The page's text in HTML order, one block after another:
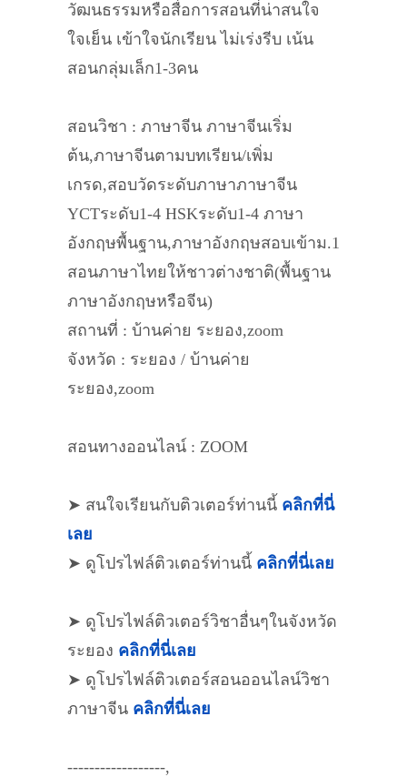
วัฒนธรรมหรือสื่อการสอนที่น่าสนใจ
ใจเย็น เข้าใจนักเรียน ไม่เร่งรีบ เน้น
สอนกลุ่มเล็ก1-3คน
สอนวิชา : ภาษาจีน ภาษาจีนเริ่ม
ต้น,ภาษาจีนตามบทเรียน/เพิ่ม
เกรด,สอบวัดระดับภาษาภาษาจีน
YCTระดับ1-4 HSKระดับ1-4 ภาษา
อังกฤษพื้นฐาน,ภาษาอังกฤษสอบเข้าม.1
สอนภาษาไทยให้ชาวต่างชาติ(พื้นฐาน
ภาษาอังกฤษหรือจีน)
สถานที่ : บ้านค่าย ระยอง,zoom
จังหวัด : ระยอง / บ้านค่าย
ระยอง,zoom
สอนทางออนไลน์ : ZOOM
➤ สนใจเรียนกับติวเตอร์ท่านนี้ คลิกที่นี่
เลย
➤ ดูโปรไฟล์ติวเตอร์ท่านนี้ คลิกที่นี่เลย
➤ ดูโปรไฟล์ติวเตอร์วิชาอื่นๆในจังหวัด
ระยอง คลิกที่นี่เลย
➤ ดูโปรไฟล์ติวเตอร์สอนออนไลน์วิชา
ภาษาจีน คลิกที่นี่เลย
------------------,